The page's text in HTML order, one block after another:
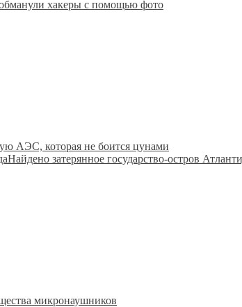
обманули хакеры с помощью фото
АЭС, которая не боится цунами
Найдено затерянное государство-остров
микронаушников